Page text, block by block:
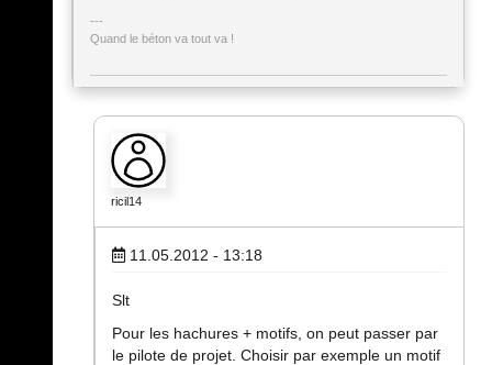
Quand le béton va tout va !
ricil14
11.05.2012 - 13:18
Slt
Pour les hachures + motifs, on peut passer par
le pilote de projet. Choisir par exemple un motif